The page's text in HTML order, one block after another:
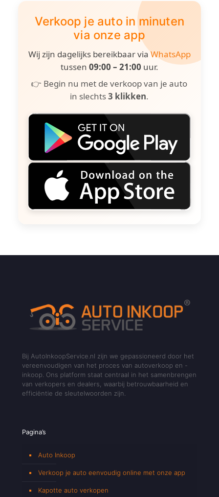
Verkoop je auto in minuten
via onze app
Wij zijn dagelijks bereikbaar viaWhatsApp
tussen 09:00 – 21:00 uur.
👉 Begin nu met de verkoop van je auto
in slechts3 klikken.
Bij AutoInkoopService.nl zijn we gepassioneerd door het
vereenvoudigen van het proces van autoverkoop en -
inkoop. Ons platform staat centraal in het samenbrengen
van verkopers en dealers, waarbij betrouwbaarheid en
efficiëntie de sleutelwoorden zijn.
Pagina’s
Auto Inkoop
Verkoop je auto eenvoudig online met onze app
Kapotte auto verkopen